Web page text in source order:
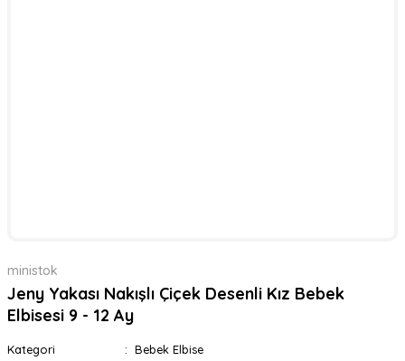
ministok
Jeny Yakası Nakışlı Çiçek Desenli Kız Bebek
Elbisesi 9 - 12 Ay
Kategori
Bebek Elbise